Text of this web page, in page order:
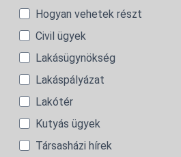
Hogyan vehetek részt
Civil ügyek
Lakásügynökség
Lakáspályázat
Lakótér
Kutyás ügyek
Társasházi hírek